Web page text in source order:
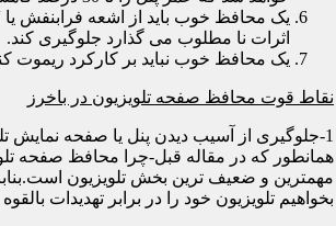
اثرات نا مطلوب می گذارد جلوگیری کند.
یک محافظ خوب نباید بر کارکرد ریموت
نقاط قوت محافظ صفحه تلویزیون در باخرز
1-جلوگیری از آسیب دیدن پنل یا صفحه نمایش
همانطور که در مقاله قبل-چرا محافظ صفحه
مهمترین و ضعیف ترین بخش تلویزیون
بخواهیم تلویزیون خود را در برابر تهدیدات